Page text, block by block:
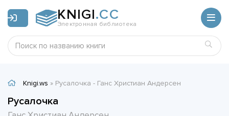
KNIGI.CC
Электронная библиотека
Knigi.ws » Русалочка - Ганс Христиан Андерсен
Русалочка